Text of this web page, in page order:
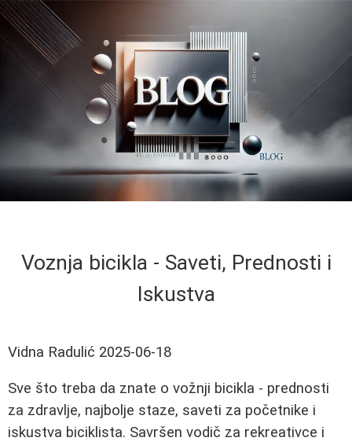
Voznja bicikla - Saveti, Prednosti i
Iskustva
Vidna Radulić 2025-06-18
Sve što treba da znate o vožnji bicikla - prednosti
za zdravlje, najbolje staze, saveti za početnike i
iskustva biciklista. Savršen vodič za rekreativce i